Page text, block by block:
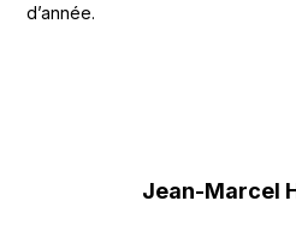
d’année.
Jean-Marcel